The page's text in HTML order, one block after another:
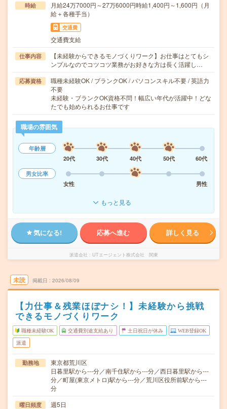
時給
月給24万7000円～27万6000円時給1,400円～1,600円（月
給＋各種手当）
交通費
交通費支給
仕事内容
【未経験からできるモノづくりワーク】お仕事はとてもシ
ンプルなのでコツコツ業務がお好きな方は長く活躍し…
応募資格
職種未経験OK / ブランクOK / パソコンスキル不要 / 英語力
不要
未経験・ブランクOK資格不問！幅広い年代が活躍中！どな
たでも始められるお仕事です
職場の雰囲気
年齢層
20代
30代 40代 50代
60代
男女比率
女性
男性
もっと見る
気になる! 応募へ進む 詳しく見る
派遣会社 UTエージェント株式会社 関東
未読 掲載日 2026/08/09
【力仕事＆残業ほぼナシ！】未経験から挑戦
できるモノづくりワーク
職種未経験OK 交通費別途支給あり 土日祝日が休み WEB登録OK
派遣
勤務地
東京都荒川区
日暮里駅から---分／南千住駅から---分／西日暮里駅から---
分／町屋(東京メトロ)駅から---分／荒川区役所前駅から---
分
曜日頻度 週5日